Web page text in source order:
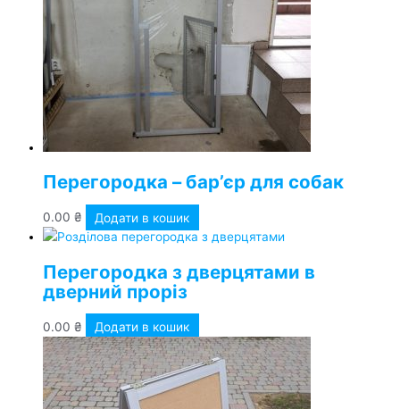
Перегородка – бар’єр для собак
0.00 ₴ Додати в кошик
Перегородка з дверцятами в
дверний проріз
0.00 ₴ Додати в кошик